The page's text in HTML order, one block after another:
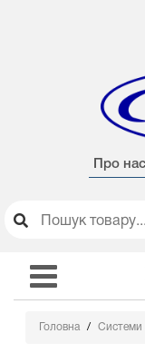
Про нас
Головна Системи